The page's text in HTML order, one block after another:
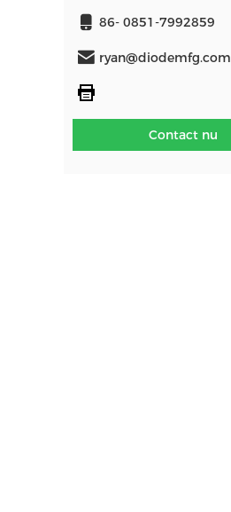
86- 0851-7992859
ryan@diodemfg.com
Contact nu